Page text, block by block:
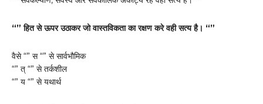
“” हित से ऊपर उठाकर जो वास्तविकता का रक्षण करे वही सत्य है। “”
वैसे “” स “” से सार्वभौमिक
“” त् “” से तर्कशील
“” य “” से यथार्थ